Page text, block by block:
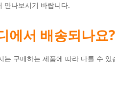
만나보시기 바랍니다.
에서 배송되나요?
구매하는 제품에 따라 다를 수 있